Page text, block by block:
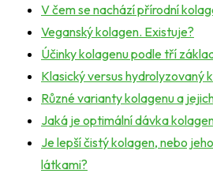
V čem se nachází přírodní
Veganský kolagen. Existuje?
Účinky kolagenu podle tří
Klasický versus hydrolyzovaný
Různé varianty kolagenu a
Jaká je optimální dávka
Je lepší čistý kolagen, nebo
látkami?